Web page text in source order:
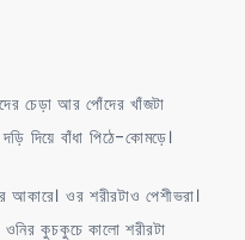
চেড়া আর পোঁদের খাঁজটা
দিয়ে বাঁধা পিঠে-কোমড়ে।
আকারে। ওর শরীরটাও পেশীভরা।
ওনির কুচকুচে কালো শরীরটা